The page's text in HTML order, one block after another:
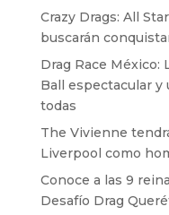
Crazy Drags: All
buscarán
Drag Race México:
Ball espectacular
todas
The Vivienne
Liverpool como
Conoce a las 9
Desafío Drag